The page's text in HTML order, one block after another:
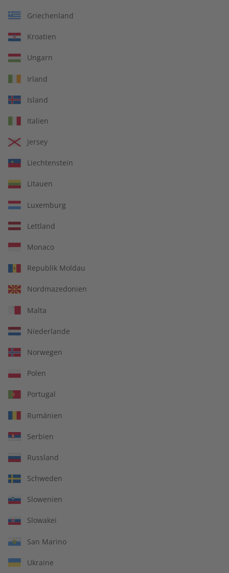
Spotlight Jahrgang 2024
€ 99,90
Spotlight Übungsheft
Spotlight Jahrgang 2023
€ 99,90
Griechenland
Kroatien
Ungarn
Irland
Island
Italien
Jersey
Liechtenstein
Litauen
Luxemburg
Lettland
Monaco
Republik Moldau
Nordmazedonien
Malta
Niederlande
Norwegen
Polen
Portugal
Rumänien
Serbien
Russland
Schweden
Slowenien
Slowakei
San Marino
Ukraine